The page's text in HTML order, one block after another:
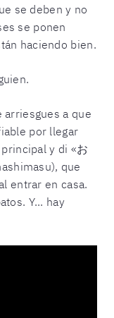
se deben y no
se ponen
haciendo bien.
a que
por llegar
y di «お
que
entrar en casa.
Y... hay